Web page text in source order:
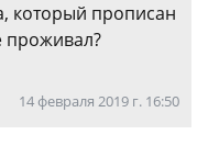
который прописан
проживал?
14 февраля 2019 г. 16:50